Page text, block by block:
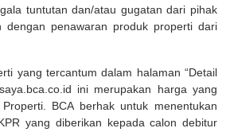
tuntutan dan/atau gugatan dari pihak
dengan penawaran produk properti dari
yang tercantum dalam halaman “Detail
ini merupakan harga yang
BCA berhak untuk menentukan
yang diberikan kepada calon debitur